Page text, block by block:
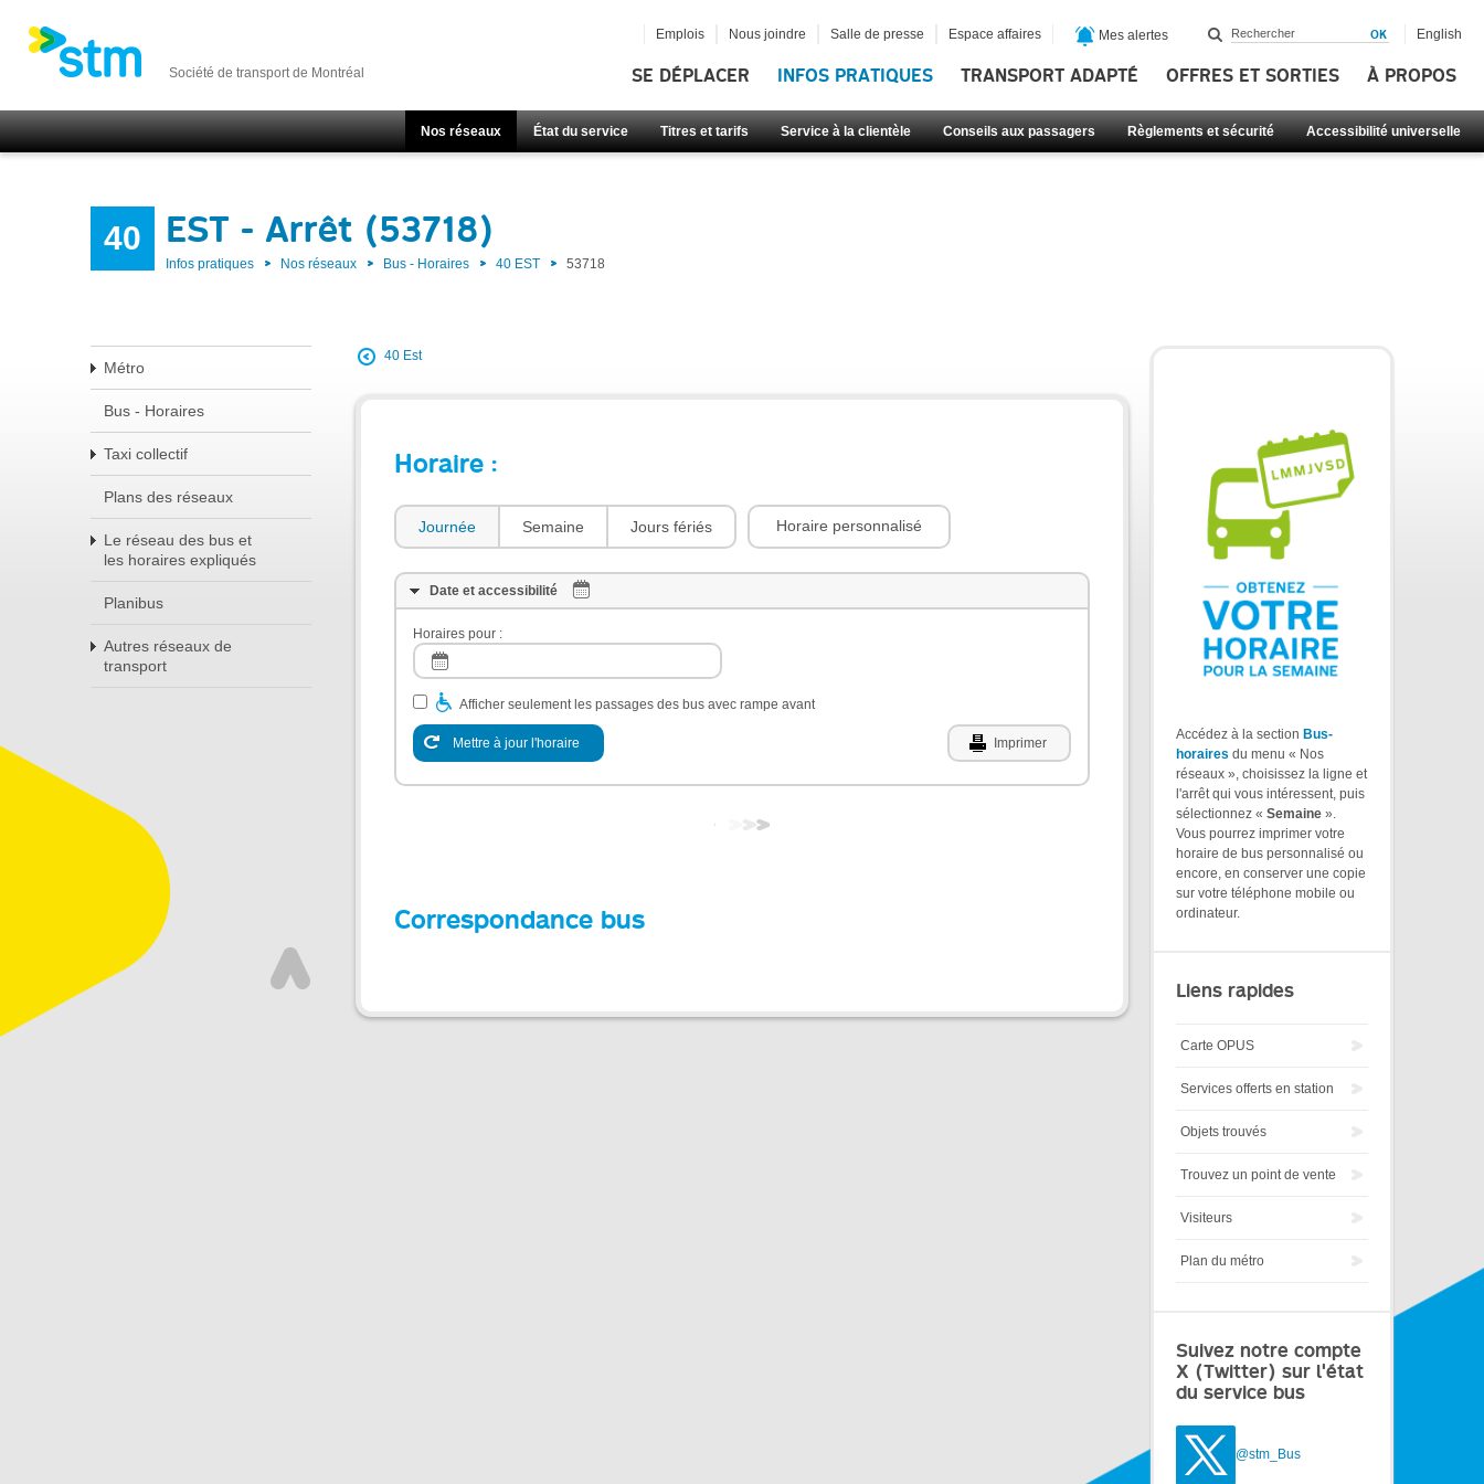
Société de transport de Montréal SE DÉPLACER INFOS PRATIQUES TRANSPORT ADAPTÉ OFFRES ET SORTIES À PROPOS
Nos réseaux État du service Titres et tarifs Service à la clientèle Conseils aux passagers Règlements et sécurité Accessibilité universelle
Emplois Nous joindre Salle de presse Espace affaires Mes alertes English
40 EST - Arrêt (53718)
Infos pratiques Nos réseaux Bus - Horaires 40 EST 53718
Métro
Bus - Horaires
Taxi collectif
Plans des réseaux
Le réseau des bus et
les horaires expliqués
Planibus
Autres réseaux de
transport
40 Est
Horaire :
Journée Semaine Jours fériés Horaire personnalisé
Date et accessibilité
Horaires pour :
Afficher seulement les passages des bus avec rampe avant
Mettre à jour l'horaire Imprimer
Correspondance bus
Accédez à la section Bus-
horaires du menu « Nos
réseaux », choisissez la ligne et
l'arrêt qui vous intéressent, puis
sélectionnez « Semaine ».
Vous pourrez imprimer votre
horaire de bus personnalisé ou
encore, en conserver une copie
sur votre téléphone mobile ou
ordinateur.
Liens rapides
Carte OPUS
Services offerts en station
Objets trouvés
Trouvez un point de vente
Visiteurs
Plan du métro
Suivez notre compte
X (Twitter) sur l'état
du service bus
@stm_Bus